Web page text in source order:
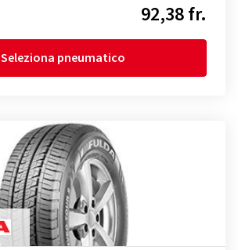
92,38 fr.
Seleziona pneumatico